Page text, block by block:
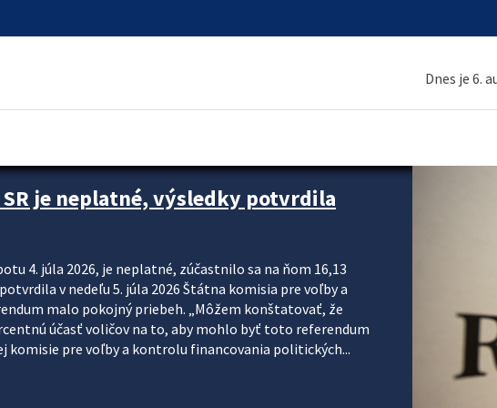
Dnes je 6.
je neplatné, výsledky potvrdila
4. júla 2026, je neplatné, zúčastnilo sa na ňom 16,13
v nedeľu 5. júla 2026 Štátna komisia pre voľby a
malo pokojný priebeh. „Môžem konštatovať, že
účasť voličov na to, aby mohlo byť toto referendum
komisie pre voľby a kontrolu financovania politických...